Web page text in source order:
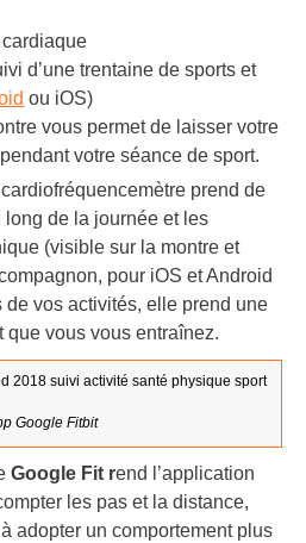
d’une trentaine de sports et
ou iOS)
vous permet de laisser votre
votre séance de sport.
prend de
de la journée et les
(visible sur la montre et
pour iOS et Android
de vos activités, elle prend une
que vous vous entraînez.
Google Fitbit
Google Fit rend l’application
les pas et la distance,
adopter un comportement plus